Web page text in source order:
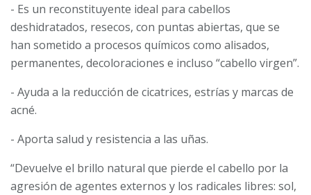
- Es un reconstituyente ideal para cabellos
deshidratados, resecos, con puntas abiertas, que se
han sometido a procesos químicos como alisados,
permanentes, decoloraciones e incluso “cabello virgen”.
- Ayuda a la reducción de cicatrices, estrías y marcas de
acné.
- Aporta salud y resistencia a las uñas.
“Devuelve el brillo natural que pierde el cabello por la
agresión de agentes externos y los radicales libres: sol,